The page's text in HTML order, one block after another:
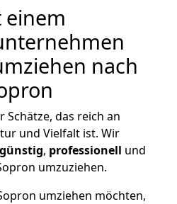
einem
nach
Schätze, das reich an
und Vielfalt ist. Wir
günstig, professionell und
umzuziehen.
umziehen möchten,